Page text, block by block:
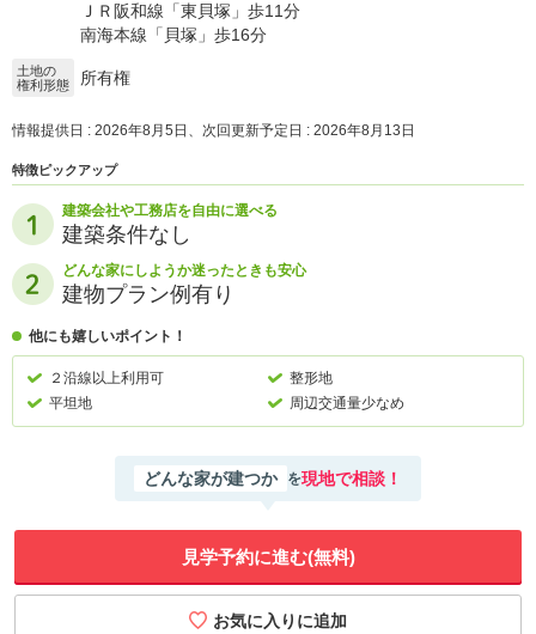
ＪＲ阪和線「東貝塚」歩11分
南海本線「貝塚」歩16分
土地の
権利形態
所有権
情報提供日 : 2026年8月5日、次回更新予定日 : 2026年8月13日
特徴ピックアップ
建築会社や工務店を自由に選べる
建築条件なし
どんな家にしようか迷ったときも安心
建物プラン例有り
他にも嬉しいポイント！
２沿線以上利用可
整形地
平坦地
周辺交通量少なめ
どんな家が建つか を現地で相談！
見学予約に進む(無料)